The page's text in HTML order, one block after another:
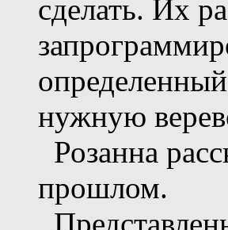
сделать. Их
нужную
Розанна
прошлом.